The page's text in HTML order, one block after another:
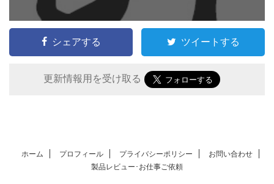
シェアする ツイートする
更新情報用を受け取る
ホーム プロフィール プライバシーポリシー
お問い合わせ
製品レビュー･お仕事ご依頼